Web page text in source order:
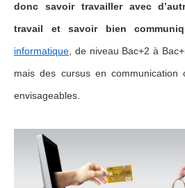
donc savoir travailler avec
travail et savoir bien
informatique, de niveau Bac+2 à
mais des cursus en communication
envisageables.